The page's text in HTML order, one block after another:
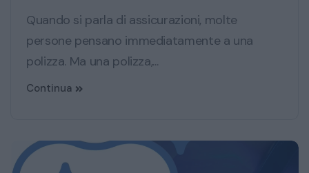
Quando si parla di assicurazioni, molte
persone pensano immediatamente a una
polizza. Ma una polizza,...
Continua